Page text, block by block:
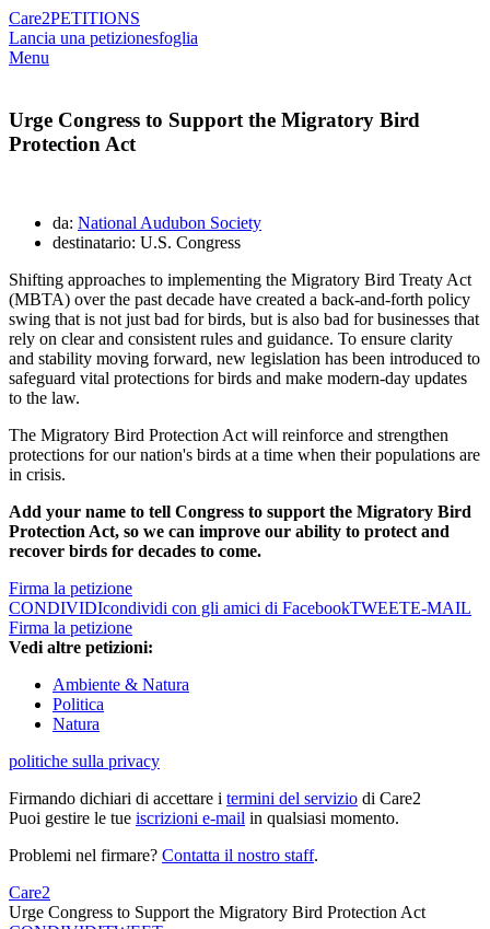
Care2PETITIONS
Lancia una petizionesfoglia
Menu
Urge Congress to Support the Migratory Bird
Protection Act
da: National Audubon Society
destinatario: U.S. Congress
Shifting approaches to implementing the Migratory Bird Treaty Act
(MBTA) over the past decade have created a back-and-forth policy
swing that is not just bad for birds, but is also bad for businesses that
rely on clear and consistent rules and guidance. To ensure clarity
and stability moving forward, new legislation has been introduced to
safeguard vital protections for birds and make modern-day updates
to the law.
The Migratory Bird Protection Act will reinforce and strengthen
protections for our nation's birds at a time when their populations are
in crisis.
Add your name to tell Congress to support the Migratory Bird
Protection Act, so we can improve our ability to protect and
recover birds for decades to come.
Firma la petizione
CONDIVIDIcondividi con gli amici di FacebookTWEETE-MAIL
Firma la petizione
Vedi altre petizioni:
Ambiente & Natura
Politica
Natura
politiche sulla privacy
Firmando dichiari di accettare i termini del servizio di Care2
Puoi gestire le tue iscrizioni e-mail in qualsiasi momento.
Problemi nel firmare? Contatta il nostro staff.
Care2
Urge Congress to Support the Migratory Bird Protection Act